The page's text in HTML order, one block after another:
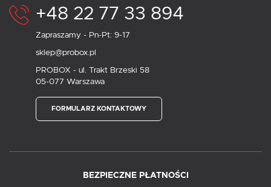
+48 22 77 33 894
Zapraszamy - Pn-Pt: 9-17
sklep@probox.pl
PROBOX - ul. Trakt Brzeski 58
05-077 Warszawa
FORMULARZ KONTAKTOWY
BEZPIECZNE PŁATNOŚCI